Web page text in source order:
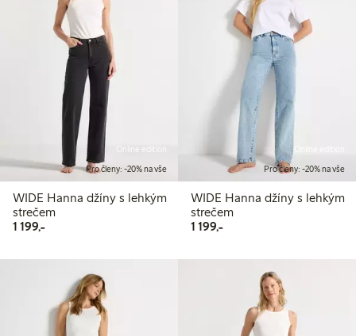
Online edition
Pro členy: -20% na vše
WIDE Hanna džíny s lehkým
strečem
1 199,-1 199,00 Kč
Pro členy: -20% na vše
WIDE Hanna džíny s lehkým
strečem
1 199,-1 199,00 Kč